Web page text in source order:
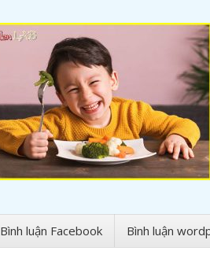
Bình luận Facebook Bình luận